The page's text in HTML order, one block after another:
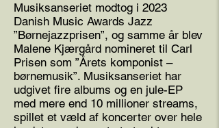
Musiksanseriet modtog i 2023
Danish Music Awards Jazz
”Børnejazzprisen”, og samme år blev
Malene Kjærgård nomineret til Carl
Prisen som ”Årets komponist –
børnemusik”. Musiksanseriet har
udgivet fire albums og en jule-EP
med mere end 10 millioner streams,
spillet et væld af koncerter over hele